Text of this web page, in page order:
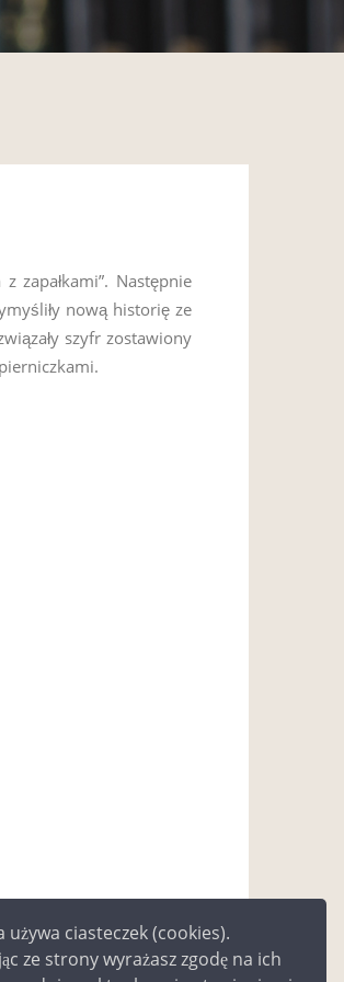
używa ciasteczek (cookies).
ze strony wyrażasz zgodę na ich
zapałkami”. Następnie
nową historię ze
szyfr zostawiony